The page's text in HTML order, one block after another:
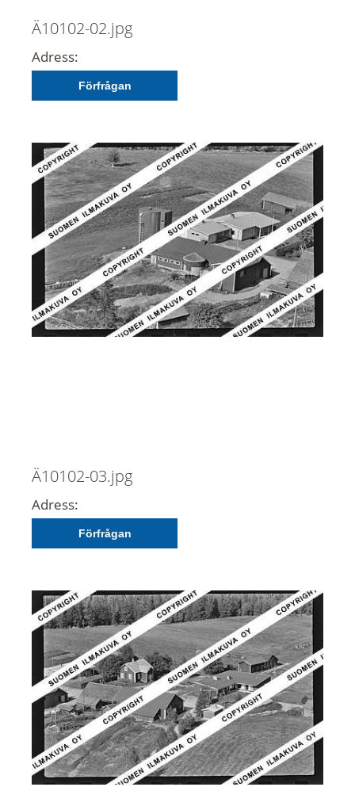
Ä10102-02.jpg
Adress:
Förfrågan
Ä10102-03.jpg
Adress:
Förfrågan